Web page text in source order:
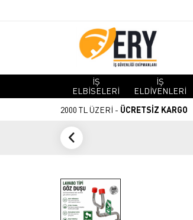
İŞ
ELBİSELERİ
İŞ
ELDİVENLERİ
2000 TL ÜZERİ - ÜCRETSİZ KARGO